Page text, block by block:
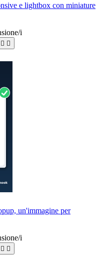
e lightbox con miniature
i
 
un'immagine per
i
 